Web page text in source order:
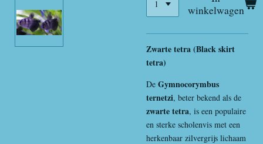
winkelwagen
Zwarte tetra (Black skirt
tetra)
De Gymnocorymbus
ternetzi, beter bekend als de
zwarte tetra, is een populaire
en sterke scholenvis met een
herkenbaar zilvergrijs lichaam